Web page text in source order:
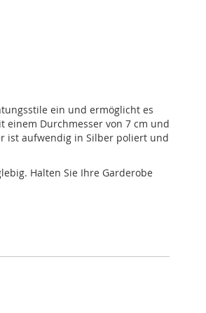
ein und ermöglicht es
einem Durchmesser von 7 cm und
ist aufwendig in Silber poliert und
Halten Sie Ihre Garderobe